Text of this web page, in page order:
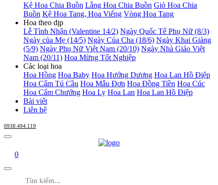
Kệ Hoa Chia Buồn Lẵng Hoa Chia Buồn Giỏ Hoa Chia
Buồn Kệ Hoa Tang, Hoa Viếng Vòng Hoa Tang
Hoa theo dịp
Lễ Tình Nhận (Valentine 14/2) Ngày Quốc Tế Phụ Nữ (8/3)
Ngày của Mẹ (14/5) Ngày Của Cha (18/6) Ngày Khai Giảng
(5/9) Ngày Phụ Nữ Việt Nam (20/10) Ngày Nhà Giáo Việt
Nam (20/11) Hoa Mừng Tốt Nghiệp
Các loại hoa
Hoa Hồng Hoa Baby Hoa Hướng Dương Hoa Lan Hồ Điệp
Hoa Cẩm Tú Cầu Hoa Mẫu Đơn Hoa Đồng Tiền Hoa Cúc
Hoa Cẩm Chướng Hoa Ly Hoa Lan Hoa Lan Hồ Điệp
Bài viết
Liên hệ
0938.494.119
0